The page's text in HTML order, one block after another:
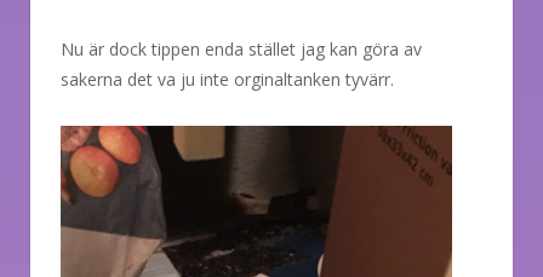
Nu är dock tippen enda stället jag kan göra av
sakerna det va ju inte orginaltanken tyvärr.